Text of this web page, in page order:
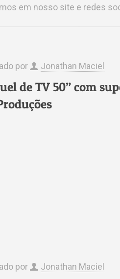
em nosso site e redes
por Jonathan Maciel
de TV 50” com
por Jonathan Maciel